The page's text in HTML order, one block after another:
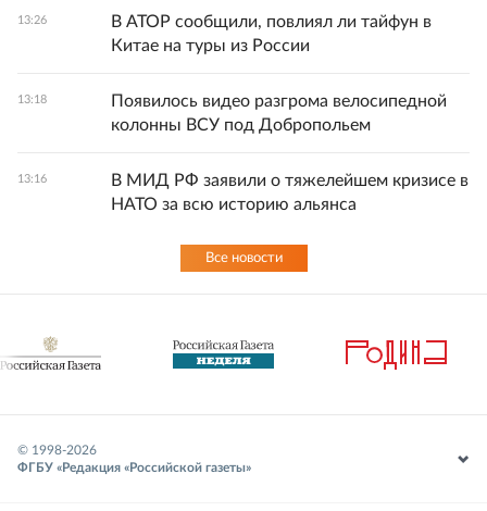
13:26
В АТОР сообщили, повлиял ли тайфун в
Китае на туры из России
13:18
Появилось видео разгрома велосипедной
колонны ВСУ под Добропольем
13:16
В МИД РФ заявили о тяжелейшем кризисе в
НАТО за всю историю альянса
Все новости
© 1998-2026
ФГБУ «Редакция «Российской газеты»